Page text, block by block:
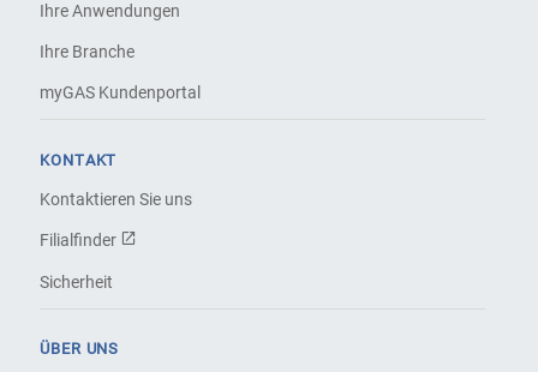
Ihre Anwendungen
Ihre Branche
myGAS Kundenportal
KONTAKT
Kontaktieren Sie uns
Filialfinder
Sicherheit
ÜBER UNS